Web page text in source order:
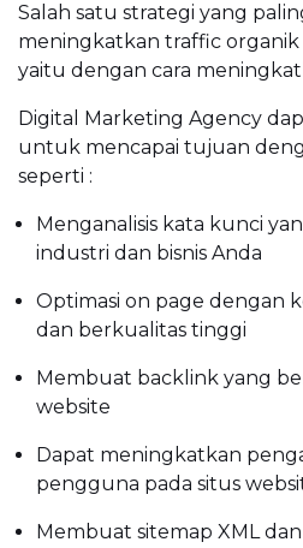
Salah satu strategi yang
meningkatkan traffic organik
yaitu dengan cara
Digital Marketing Agency
untuk mencapai tujuan
seperti :
Menganalisis kata kunci
industri dan bisnis Anda
Optimasi on page dengan
dan berkualitas tinggi
Membuat backlink yang
website
Dapat meningkatkan
pengguna pada situs
Membuat sitemap XML